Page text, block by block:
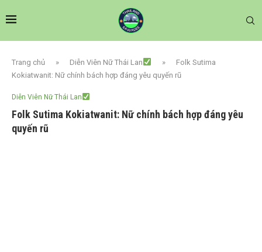
Trang chủ » Diễn Viên Nữ Thái Lan »
Folk Sutima
Kokiatwanit: Nữ chính bách hợp đáng yêu quyến rũ
Diễn Viên Nữ Thái Lan
Folk Sutima Kokiatwanit: Nữ chính bách hợp đáng yêu
quyến rũ